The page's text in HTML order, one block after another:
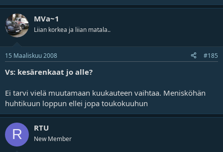
MVa~1
Liian korkea ja liian matala..
15 Maaliskuu 2008 #185
Vs: kesärenkaat jo alle?
Ei tarvi vielä muutamaan kuukauteen vaihtaa. Menisköhän
huhtikuun loppun ellei jopa toukokuuhun
R RTU
New Member